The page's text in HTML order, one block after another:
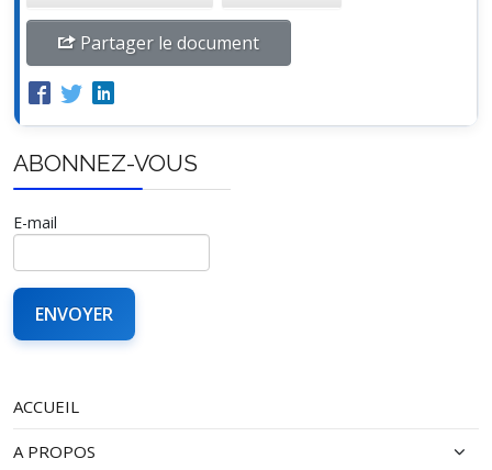
Partager le document
ABONNEZ-VOUS
E-mail
ACCUEIL
A PROPOS